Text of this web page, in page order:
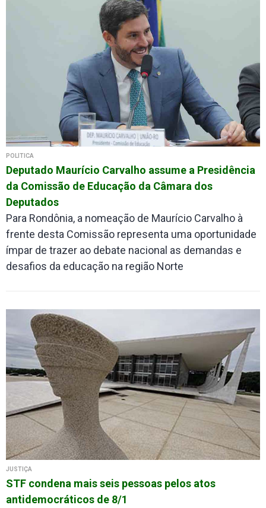
POLÍTICA
Deputado Maurício Carvalho assume a Presidência
da Comissão de Educação da Câmara dos
Deputados
Para Rondônia, a nomeação de Maurício Carvalho à
frente desta Comissão representa uma oportunidade
ímpar de trazer ao debate nacional as demandas e
desafios da educação na região Norte
JUSTIÇA
STF condena mais seis pessoas pelos atos
antidemocráticos de 8/1